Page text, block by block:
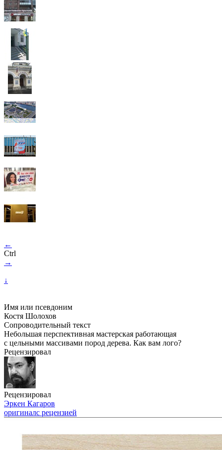
←
Ctrl
→
↓
Имя или псевдоним
Костя Шолохов
Сопроводительный текст
Небольшая перспективная мастерская работающая
с цельными массивами пород дерева. Как вам лого?
Рецензировал
Рецензировал
Эркен Кагаров
оригиналс рецензией